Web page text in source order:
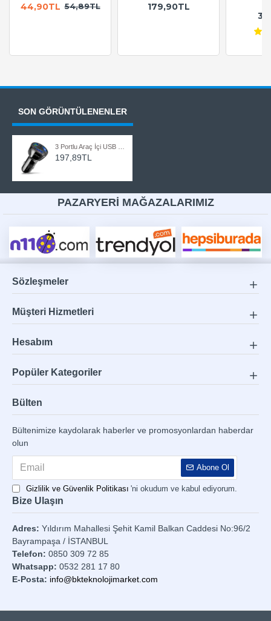
44,90TL 54,89TL 179,90TL
SON GÖRÜNTÜLENENLER
197,89TL
PAZARYERİ MAĞAZALARIMIZ
Sözleşmeler
Müşteri Hizmetleri
Hesabım
Popüler Kategoriler
Bülten
Bültenimize kaydolarak haberler ve promosyonlardan haberdar
olun
Abone Ol
Gizlilik ve Güvenlik Politikası 'ni okudum ve kabul ediyorum.
Bize Ulaşın
Adres: Yıldırım Mahallesi Şehit Kamil Balkan Caddesi No:96/2
Bayrampaşa / İSTANBUL
Telefon: 0850 309 72 85
Whatsapp: 0532 281 17 80
E-Posta: info@bkteknolojimarket.com